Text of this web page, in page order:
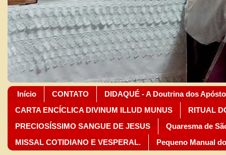
Início CONTATO
DIDAQUÉ - A Doutrina dos
CARTA ENCÍCLICA DIVINUM ILLUD MUNUS
RITUAL
PRECIOSÍSSIMO SANGUE DE JESUS
Quaresma de
MISSAL COTIDIANO E VESPERAL.
Pequeno Manual